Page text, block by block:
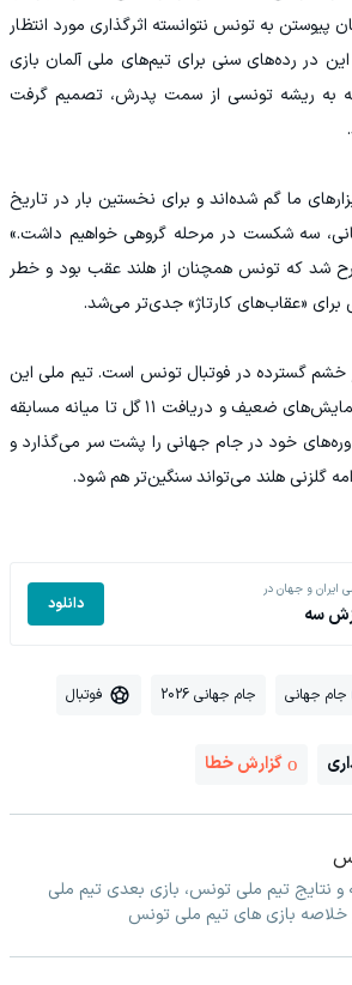
پیوستن به تونس نتوانسته اثرگذاری مورد انتظار
در رده‌های سنی برای تیم‌های ملی آلمان بازی
به ریشه تونسی از سمت پدرش، تصمیم گرفت
ما گم شده‌اند و برای نخستین بار در تاریخ
سه شکست در مرحله گروهی خواهیم داشت.»
شد که تونس همچنان از هلند عقب بود و خطر
«عقاب‌های کارتاژ» جدی‌تر می‌شد.
از خشم گسترده در فوتبال تونس است. تیم ملی این
کشور با حذف زودهنگام، نمایش‌های ضعیف و دریافت ۱۱ گل تا میانه مسابقه
خود در جام جهانی را پشت سر می‌گذارد و
گلزنی هلند می‌تواند سنگین‌تر هم شود.
ایران و جهان در
سه دانلود
جام جهانی جام جهانی 2026 فوتبال
گزارش خطا
و نتایج تیم ملی تونس، بازی بعدی تیم ملی
بازی های تیم ملی تونس